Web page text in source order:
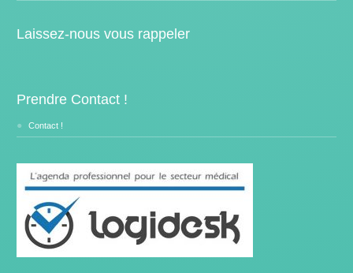
Laissez-nous vous rappeler
Prendre Contact !
Contact !